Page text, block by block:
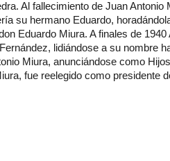
Al fallecimiento de Juan
su hermano Eduardo,
Eduardo Miura. A finales de
lidiándose a su nombre
Miura, anunciándose como
fue reelegido como presidente